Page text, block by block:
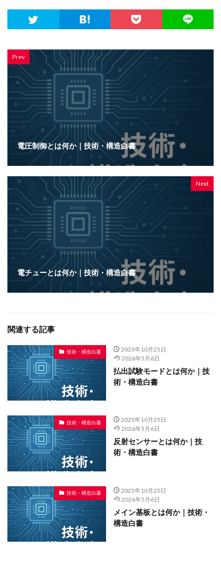
Prev
電圧制御とは何か｜技術・構造白書
Next
電チューとは何か｜技術・構造白書
関連する記事
技術・構造白書
2025年10月25日
2026年5月6日
払出試験モードとは何か｜技
術・構造白書
技術・構造白書
2025年10月25日
2026年5月6日
反射センサーとは何か｜技
術・構造白書
技術・構造白書
2025年10月25日
2026年5月6日
メイン基板とは何か｜技術・
構造白書